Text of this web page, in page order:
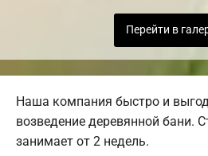
Перейти в
Наша компания быстро и
возведение деревянной бани.
занимает от 2 недель.